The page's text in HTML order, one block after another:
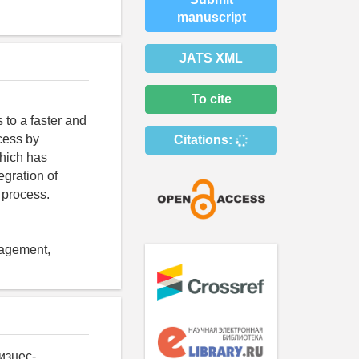
a faster and
by
has
of
величины прибыли, которая будет капитализирована, и одно условие маршрутизации, о проведение поправок на контрольный или неконтрольный характер оцениваемой доли, а также на недостаток ликвидности (если они необходимы). Рис. 4. Карта маршрута бизнес-процесса – метод капитализации дохода Каждый из методов – это вложенный бизнес-процесс основного бизнес-процесса оценки стоимости предприятия, поэтому только по завершении выбранного метода каждого из подходов можно перейти к комплексной оценке, которая и дает итоговый результат всего бизнес-процесса. Заключение Таким образом, интеграция рассмотренных бизнес-процессов и самой популярной в России системы автоматизации экономической и
manuscript
JATS XML
To cite
Citations: